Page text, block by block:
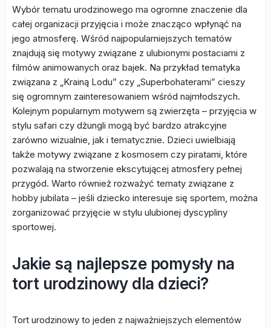
Wybór tematu urodzinowego ma ogromne znaczenie dla
całej organizacji przyjęcia i może znacząco wpłynąć na
jego atmosferę. Wśród najpopularniejszych tematów
znajdują się motywy związane z ulubionymi postaciami z
filmów animowanych oraz bajek. Na przykład tematyka
związana z „Krainą Lodu” czy „Superbohaterami” cieszy
się ogromnym zainteresowaniem wśród najmłodszych.
Kolejnym popularnym motywem są zwierzęta – przyjęcia w
stylu safari czy dżungli mogą być bardzo atrakcyjne
zarówno wizualnie, jak i tematycznie. Dzieci uwielbiają
także motywy związane z kosmosem czy piratami, które
pozwalają na stworzenie ekscytującej atmosfery pełnej
przygód. Warto również rozważyć tematy związane z
hobby jubilata – jeśli dziecko interesuje się sportem, można
zorganizować przyjęcie w stylu ulubionej dyscypliny
sportowej.
Jakie są najlepsze pomysły na
tort urodzinowy dla dzieci?
Tort urodzinowy to jeden z najważniejszych elementów